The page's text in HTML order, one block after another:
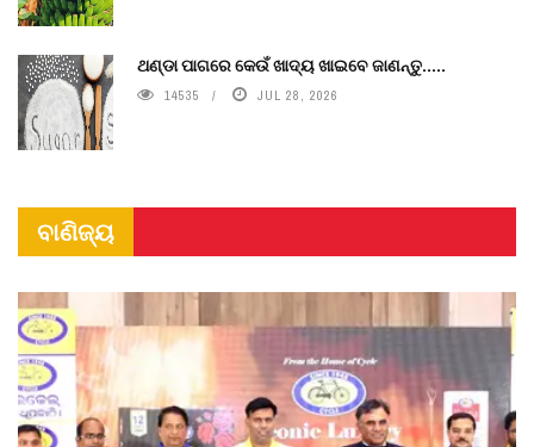
ଥଣ୍ଡା ପାଗରେ କେଉଁ ଖାଦ୍ୟ ଖାଇବେ ଜାଣନ୍ତୁ.....
14535 JUL 28, 2026
ବାଣିଜ୍ୟ